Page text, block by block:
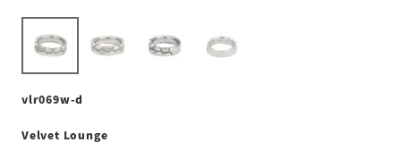
vlr069w-d
Velvet Lounge